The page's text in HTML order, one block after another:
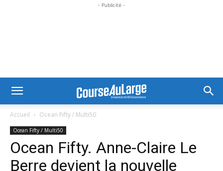
- Publicité -
Accueil Ocean Fifty / Multi50
Ocean Fifty / Multi50
Ocean Fifty. Anne-Claire Le
Berre devient la nouvelle